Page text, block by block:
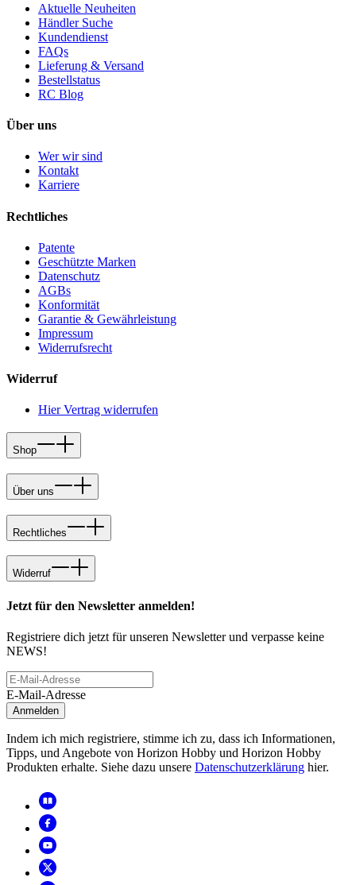
Aktuelle Neuheiten
Händler Suche
Kundendienst
FAQs
Lieferung & Versand
Bestellstatus
RC Blog
Über uns
Wer wir sind
Kontakt
Karriere
Rechtliches
Patente
Geschützte Marken
Datenschutz
AGBs
Konformität
Garantie & Gewährleistung
Impressum
Widerrufsrecht
Widerruf
Hier Vertrag widerrufen
Shop
Über uns
Rechtliches
Widerruf
Jetzt für den Newsletter anmelden!
Registriere dich jetzt für unseren Newsletter und verpasse keine
NEWS!
E-Mail-Adresse
Anmelden
Indem ich mich registriere, stimme ich zu, dass ich Informationen,
Tipps, und Angebote von Horizon Hobby und Horizon Hobby
Produkten erhalte. Siehe dazu unsere Datenschutzerklärung hier.